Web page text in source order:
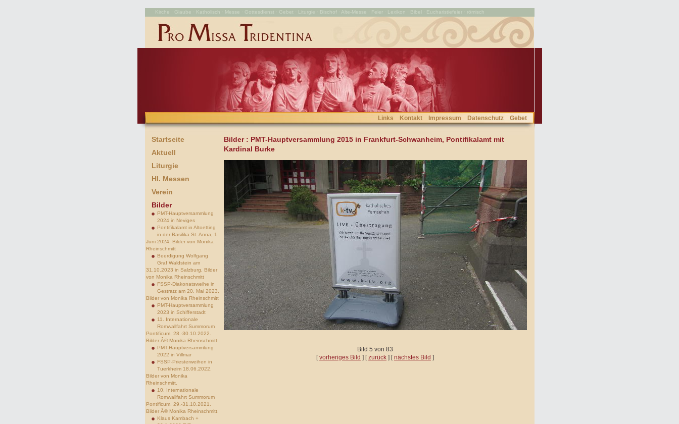
Kirche · Glaube · Katholisch · Messe · Gottesdienst · Gebet · Liturgie · Bischof · Alte-Messe · Feier · Lexikon · Bibel · Eucharistiefeier · römisch
Links Kontakt Impressum Datenschutz Gebet
Startseite
Aktuell
Liturgie
Hl. Messen
Verein
Bilder
PMT-Hauptversammlung
2024 in Neviges
Pontifikalamt in Altoetting
in der Basilika St. Anna, 1.
Juni 2024, Bilder von Monika
Rheinschmitt
Beerdigung Wolfgang
Graf Waldstein am
31.10.2023 in Salzburg, Bilder
von Monika Rheinschmitt
FSSP-Diakonatsweihe in
Gestratz am 20. Mai 2023,
Bilder von Monika Rheinschmitt
PMT-Hauptversammlung
2023 in Schifferstadt
11. Internationale
Romwallfahrt Summorum
Pontificum, 28.-30.10.2022.
Bilder Â© Monika Rheinschmitt.
PMT-Hauptversammlung
2022 in Villmar
FSSP-Priesterweihen in
Tuerkheim 18.06.2022.
Bilder von Monika
Rheinschmitt.
10. Internationale
Romwallfahrt Summorum
Pontificum, 29.-31.10.2021.
Bilder Â© Monika Rheinschmitt.
Klaus Kambach +
Bilder : PMT-Hauptversammlung 2015 in Frankfurt-Schwanheim, Pontifikalamt mit
Kardinal Burke
Bild 5 von 83
[vorheriges Bild ] [zurück ] [nächstes Bild ]